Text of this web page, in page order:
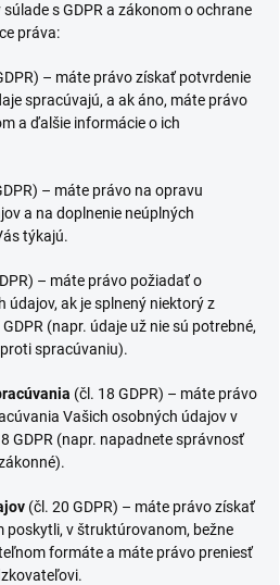
s GDPR a zákonom o ochrane
práva:
– máte právo získať potvrdenie
spracúvajú, a ak áno, máte právo
a ďalšie informácie o ich
– máte právo na opravu
a na doplnenie neúplných
týkajú.
– máte právo požiadať o
údajov, ak je splnený niektorý z
(napr. údaje už nie sú potrebné,
spracúvaniu).
(čl. 18 GDPR) – máte právo
Vašich osobných údajov v
GDPR (napr. napadnete správnosť
(čl. 20 GDPR) – máte právo získať
poskytli, v štruktúrovanom, bežne
formáte a máte právo preniesť